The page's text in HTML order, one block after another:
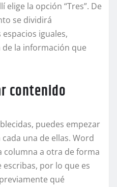
elige la opción “Tres”. De
se dividirá
iguales,
la información que
contenido
puedes empezar
una de ellas. Word
columna a otra de forma
por lo que es
qué